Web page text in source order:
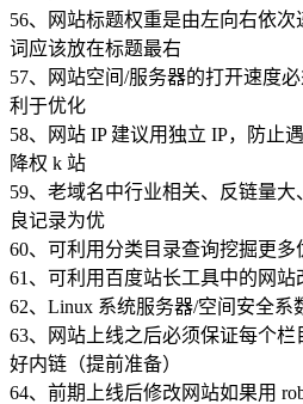
56、网站标题权重是由左向右依
词应该放在标题最右
57、网站空间/服务器的打开速度
利于优化
58、网站 IP 建议用独立 IP，防止
降权 k 站
59、老域名中行业相关、反链量
良记录为优
60、可利用分类目录查询挖掘更多
61、可利用百度站长工具中的网站
62、Linux 系统服务器/空间安全系
63、网站上线之后必须保证每个栏
好内链（提前准备）
64、前期上线后修改网站如果用